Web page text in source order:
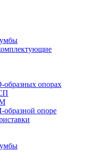
опорах
опоре